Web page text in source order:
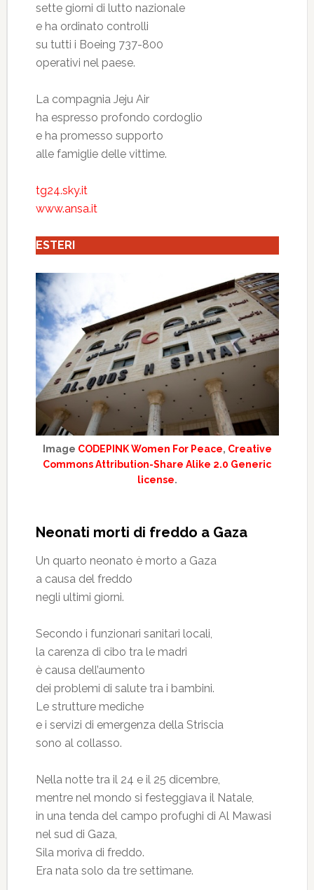
sette giorni di lutto nazionale
e ha ordinato controlli
su tutti i Boeing 737-800
operativi nel paese.
La compagnia Jeju Air
ha espresso profondo cordoglio
e ha promesso supporto
alle famiglie delle vittime.
tg24.sky.it
www.ansa.it
ESTERI
Image CODEPINK Women For Peace, Creative
Commons Attribution-Share Alike 2.0 Generic
license.
Neonati morti di freddo a Gaza
Un quarto neonato è morto a Gaza
a causa del freddo
negli ultimi giorni.
Secondo i funzionari sanitari locali,
la carenza di cibo tra le madri
è causa dell’aumento
dei problemi di salute tra i bambini.
Le strutture mediche
e i servizi di emergenza della Striscia
sono al collasso.
Nella notte tra il 24 e il 25 dicembre,
mentre nel mondo si festeggiava il Natale,
in una tenda del campo profughi di Al Mawasi
nel sud di Gaza,
Sila moriva di freddo.
Era nata solo da tre settimane.